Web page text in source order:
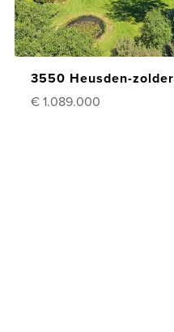
3550 Heusden-zolder
€ 1.089.000